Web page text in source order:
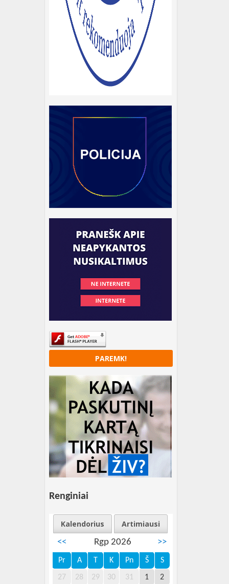
PAREMK!
Renginiai
Kalendorius
Artimiausi
<<
Rgp 2026 >>
Pr A T K Pn Š S
27 28 29 30 31 1 2